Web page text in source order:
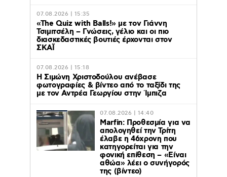
07.08.2026 | 15:35
«The Quiz with Balls!» με τον Γιάννη
Τσιμιτσέλη – Γνώσεις, γέλιο και οι πιο
διασκεδαστικές βουτιές έρχονται στον
ΣΚΑΪ
07.08.2026 | 15:18
Η Σιμώνη Χριστοδούλου ανέβασε
φωτογραφίες & βίντεο από το ταξίδι της
με τον Αντρέα Γεωργίου στην Ίμπιζα
07.08.2026 | 14:40
Marfin: Προθεσμία για να
απολογηθεί την Τρίτη
έλαβε η 46χρονη που
κατηγορείται για την
φονική επίθεση – «Είναι
αθώα» λέει ο συνήγορός
της (βίντεο)